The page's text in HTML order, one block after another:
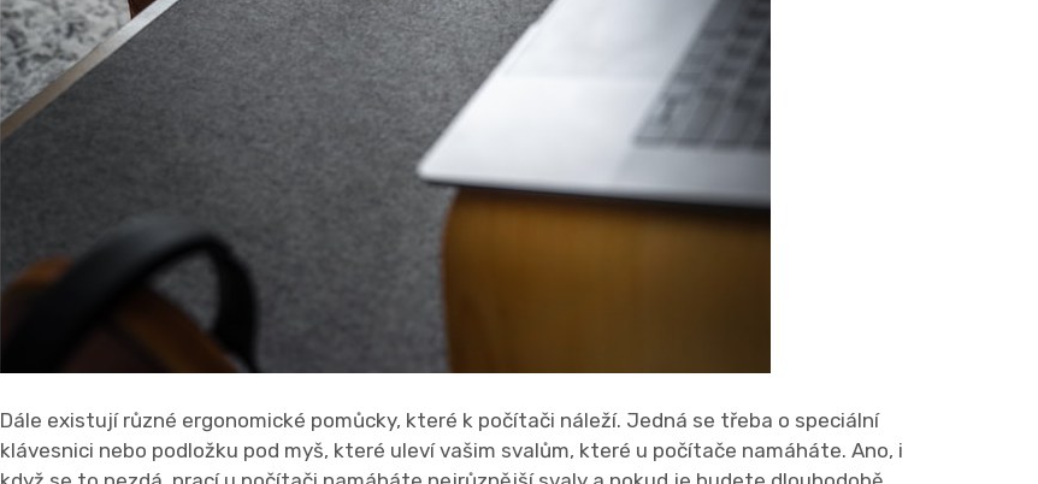
Dále existují různé ergonomické pomůcky, které k počítači náleží. Jedná se třeba o speciální
klávesnici nebo podložku pod myš, které uleví vašim svalům, které u počítače namáháte. Ano, i